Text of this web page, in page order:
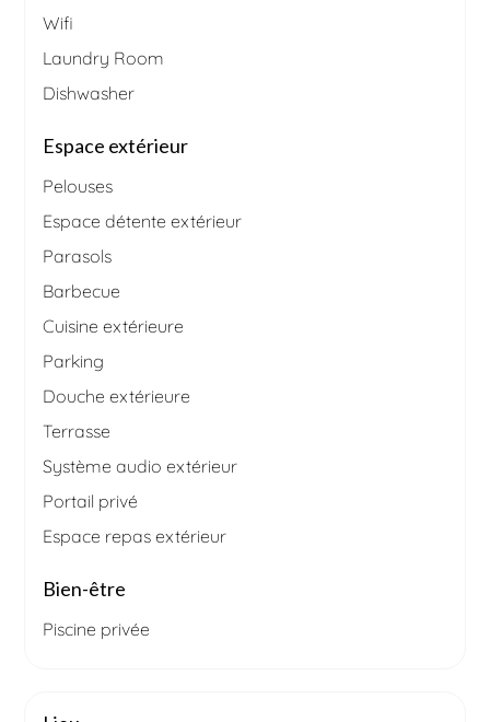
Wifi
Laundry Room
Dishwasher
Espace extérieur
Pelouses
Espace détente extérieur
Parasols
Barbecue
Cuisine extérieure
Parking
Douche extérieure
Terrasse
Système audio extérieur
Portail privé
Espace repas extérieur
Bien-être
Piscine privée